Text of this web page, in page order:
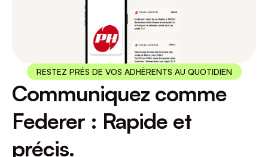
RESTEZ PRÉS DE VOS ADHÉRENTS AU QUOTIDIEN
Communiquez comme
Federer : Rapide et
précis.